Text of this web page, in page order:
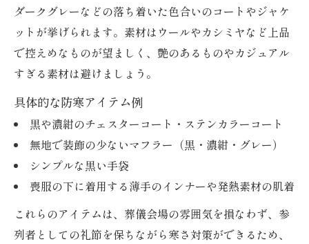
ダークグレーなどの落ち着いた色合いのコートやジャケ
ットが挙げられます。素材はウールやカシミヤなど上品
で控えめなものが望ましく、艶のあるものやカジュアル
すぎる素材は避けましょう。
具体的な防寒アイテム例
黒や濃紺のチェスターコート・ステンカラーコート
無地で装飾の少ないマフラー（黒・濃紺・グレー）
シンプルな黒い手袋
喪服の下に着用する薄手のインナーや発熱素材の肌着
これらのアイテムは、葬儀会場の雰囲気を損なわず、参
列者としての礼節を保ちながら寒さ対策ができるため、